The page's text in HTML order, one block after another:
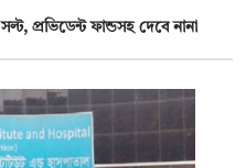
প্রভিডেন্ট ফান্ডসহ দেবে নানা